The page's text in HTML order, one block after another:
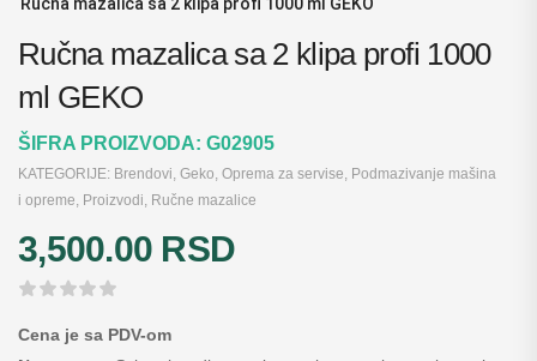
Ručna mazalica sa 2 klipa profi 1000
ml GEKO
ŠIFRA PROIZVODA: G02905
KATEGORIJE: Brendovi, Geko, Oprema za servise, Podmazivanje mašina
i opreme, Proizvodi, Ručne mazalice
3,500.00 RSD
Cena je sa PDV-om